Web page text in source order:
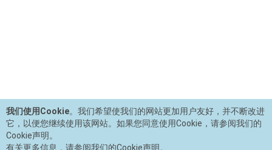
我们使用Cookie。我们希望使我们的网站更加用户友好，并不断改进
它，以便您继续使用该网站。如果您同意使用Cookie，请参阅我们的
Cookie声明。
有关更多信息，请参阅我们的Cookie声明。